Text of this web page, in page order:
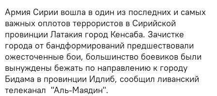
Армия Сирии вошла в один из последних и самых
важных оплотов террористов в Сирийской
провинции Латакия город Кенсаба. Зачистке
города от бандформирований предшествовали
ожесточенные бои, большинство боевиков были
вынуждены бежать по направлению к городу
Бидама в провинции Идлиб, сообщил ливанский
телеканал "Аль-Маядин".